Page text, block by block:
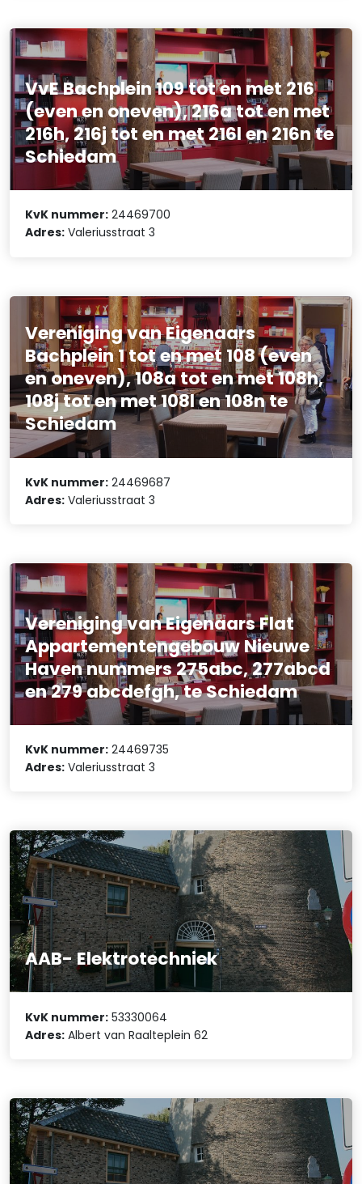
VvE Bachplein 109 tot en met 216
(even en oneven), 216a tot en met
216h, 216j tot en met 216l en 216n te
Schiedam
KvK nummer: 24469700
Adres: Valeriusstraat 3
Vereniging van Eigenaars
Bachplein 1 tot en met 108 (even
en oneven), 108a tot en met 108h,
108j tot en met 108l en 108n te
Schiedam
KvK nummer: 24469687
Adres: Valeriusstraat 3
Vereniging van Eigenaars Flat
Appartementengebouw Nieuwe
Haven nummers 275abc, 277abcd
en 279 abcdefgh, te Schiedam
KvK nummer: 24469735
Adres: Valeriusstraat 3
AAB- Elektrotechniek
KvK nummer: 53330064
Adres: Albert van Raalteplein 62